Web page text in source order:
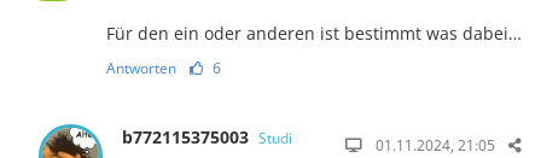
Für den ein oder anderen ist bestimmt was dabei…
Antworten 6
b772115375003 Studi 01.11.2024, 21:05